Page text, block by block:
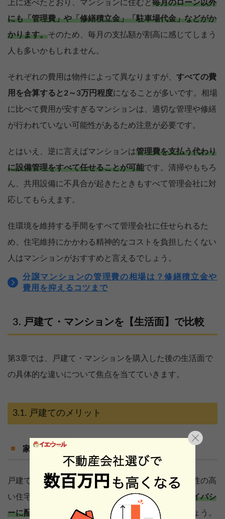
上に述べたとおり、マンションに住むと 毎月のローン以外
にも「管理費」や「修繕積立金」「駐車場代金」などがか
かります。そのため、毎月の支払額が割高に感じてしまう
人も多いかもしれません。
それぞれの費用は物件によって異なりますが、 すべての費
用を合算すると2～3万円程度になることが多いです。相場
に比べて費用が安すぎるマンションは、適切な管理や修繕
が行われていない可能性があるため注意が必要です。
とはいえ、逆に言えばマンションは管理費を支払う代わり
に設備管理をすべて任せることが可能です。清掃やもちろ
ん、共用設備に不具合が起きたときもすべて管理会社に対
応してもらえます。
住環境を維持する手間をすべて管理会社に任せられるた
め、住宅維持にかかわる精神的なコストを負担したくない
人はマンションがおすすめと言えるでしょう。
分譲マンションの管理費の相場は？修繕積立金や
費用を抑えるコツまで
戸建て・マンションを【生活面】で比較
第3章では、戸建て・マンションを購入した後の生活面で
の具体的な違いについて焦点を当てていきます。
戸建てのメリット
家族間のプライバシーを守りながら生活できる
戸建ては、集合住宅であるマンションに比べて独立性の高
い住宅です。周囲のことを気にすること無く、
プライバシ
ーに配慮した生活ができる
点が大きなメリットでしょう。